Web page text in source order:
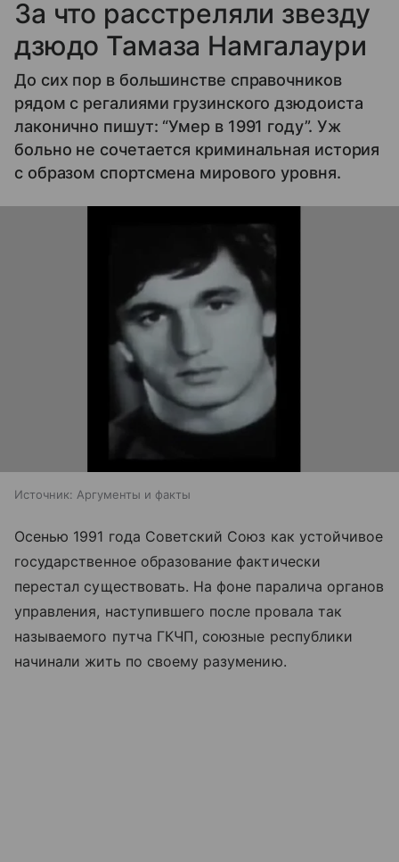
За что расстреляли звезду
дзюдо Тамаза Намгалаури
До сих пор в большинстве справочников
рядом с регалиями грузинского дзюдоиста
лаконично пишут: “Умер в 1991 году”. Уж
больно не сочетается криминальная история
с образом спортсмена мирового уровня.
Источник: Аргументы и факты
Осенью 1991 года Советский Союз как устойчивое
государственное образование фактически
перестал существовать. На фоне паралича органов
управления, наступившего после провала так
называемого путча ГКЧП, союзные республики
начинали жить по своему разумению.